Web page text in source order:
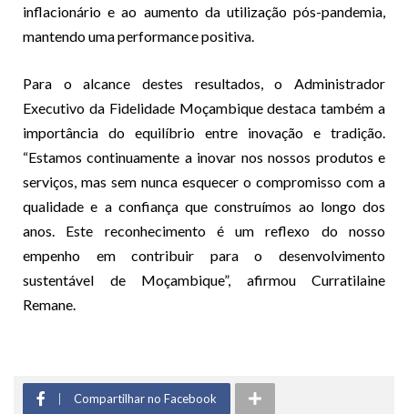
inflacionário e ao aumento da utilização pós-pandemia,
mantendo uma performance positiva.
Para o alcance destes resultados, o Administrador
Executivo da Fidelidade Moçambique destaca também a
importância do equilíbrio entre inovação e tradição.
“Estamos continuamente a inovar nos nossos produtos e
serviços, mas sem nunca esquecer o compromisso com a
qualidade e a confiança que construímos ao longo dos
anos. Este reconhecimento é um reflexo do nosso
empenho em contribuir para o desenvolvimento
sustentável de Moçambique”, afirmou Curratilaine
Remane.
Compartilhar no Facebook